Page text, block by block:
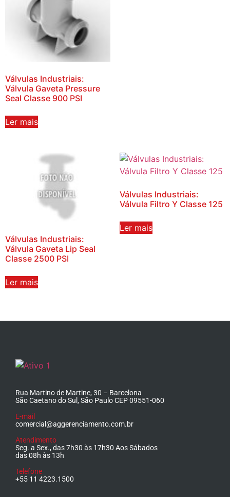
Válvulas Industriais:
Válvula Gaveta Pressure
Seal Classe 900 PSI
Ler mais
Válvulas Industriais:
Válvula Gaveta Lip Seal
Classe 2500 PSI
Ler mais
Válvulas Industriais:
Válvula Filtro Y Classe 125
Ler mais
Rua Martino de Martine, 30 – Barcelona
São Caetano do Sul, São Paulo CEP 09551-060
E-mail
comercial@aggerenciamento.com.br
Atendimento
Seg. a Sex., das 7h30 às 17h30 Aos Sábados
das 08h às 13h
Telefone
+55 11 4223.1500